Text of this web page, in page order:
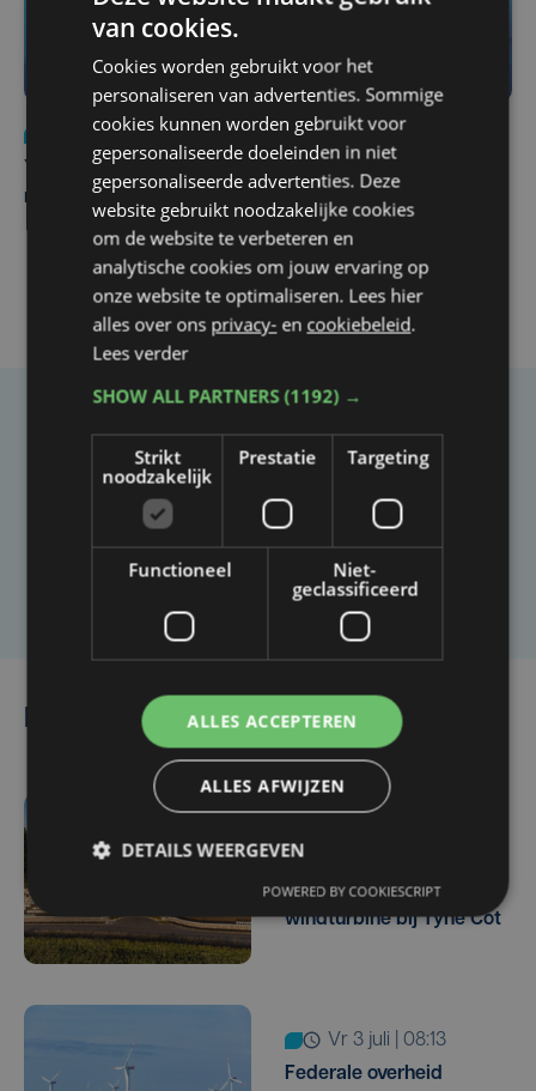
Nieuws
do 6 augustus | 21:30
Yaro (19), slachtoffer van vechtpartij, is na
maandenlange coma overleden
Taalfout opgemerkt?
Heb je een taal- of schrijffout opgemerkt in dit
artikel?
Laat het ons weten
Lees ook
Minister Brouns moet
opnieuw beslissen over
windturbine bij Tyne Cot
vr 3 juli | 08:13
Federale overheid
van cookies.
Cookies worden gebruikt voor het
personaliseren van advertenties. Sommige
cookies kunnen worden gebruikt voor
gepersonaliseerde doeleinden in niet
gepersonaliseerde advertenties. Deze
website gebruikt noodzakelijke cookies
om de website te verbeteren en
analytische cookies om jouw ervaring op
onze website te optimaliseren. Lees hier
alles over ons privacy- en cookiebeleid.
Lees verder
SHOW ALL PARTNERS(1192) →
Strikt
noodzakelijk
Prestatie Targeting
Functioneel
Niet-
geclassificeerd
ALLES ACCEPTEREN
ALLES AFWIJZEN
DETAILS WEERGEVEN
POWERED BY COOKIESCRIPT